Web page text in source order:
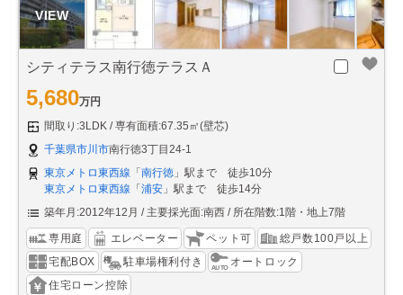
シティテラス南行徳テラスＡ
5,680万円
間取り:3LDK
専有面積:67.35㎡(壁芯)
千葉県市川市南行徳3丁目24-1
東京メトロ東西線 「南行徳 」駅まで 徒歩10分
東京メトロ東西線 「浦安 」駅まで 徒歩14分
築年月:2012年12月
主要採光面:南西 所在階数:1階・地上7階
専用庭 エレベーター ペット可
総戸数100戸以上
宅配BOX
駐車場権利付き
オートロック
住宅ローン控除